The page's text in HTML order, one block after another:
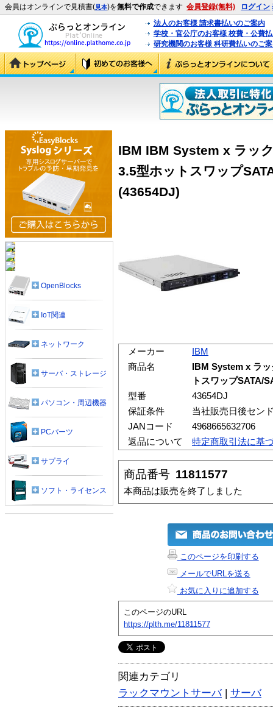
会員はオンラインで見積書(見本)を無料で作成できます 会員登録(無料) ログイン
法人のお客様 請求書払いのご案内
学校・官公庁のお客様 校費・公費
研究機関のお客様 科研費払いのご
IBM IBM System x ラッ
3.5型ホットスワップ
(43654DJ)
メーカー
IBM
商品名
IBM System x ラ
トスワップSATA/
型番
43654DJ
保証条件
当社販売日後セン
JANコード
4968665632706
返品について
特定商取引法に基
商品番号 11811577
本商品は販売を終了しました
このページを印刷する
メールでURLを送る
お気に入りに追加する
このページのURL
https://plth.me/11811577
関連カテゴリ
ラックマウントサーバ| サーバ
OpenBlocks
IoT関連
ネットワーク
サーバ・ストレージ
パソコン・周辺機器
PCパーツ
サプライ
ソフト・ライセンス